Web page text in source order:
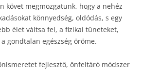
követ megmozgatunk, hogy a nehéz
könnyedség, oldódás, s egy
élet váltsa fel, a fizikai tüneteket,
gondtalan egészség öröme.
fejlesztő, önfeltáró módszer